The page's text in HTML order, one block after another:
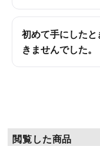
初めて手にした
きませんでした。
閲覧した商品